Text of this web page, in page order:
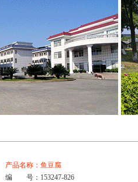
产品名称：鱼豆腐
编 号：153247-826